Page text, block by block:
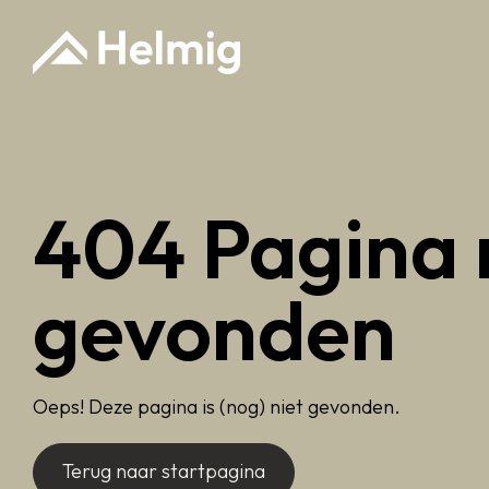
404 Pagina
gevonden
Oeps! Deze pagina is (nog) niet gevonden.
Terug naar startpagina